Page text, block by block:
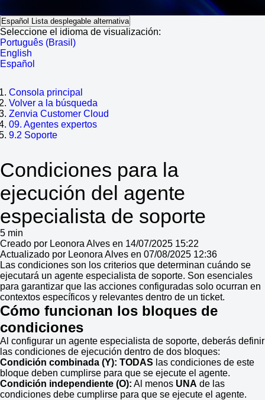
Español Lista desplegable alternativa
Seleccione el idioma de visualización:
Português (Brasil)
English
Español
Consola principal
Volver a la búsqueda
Zenvia Customer Cloud
09. Agentes expertos
9.2 Soporte
Condiciones para la
ejecución del agente
especialista de soporte
5 min
Creado por Leonora Alves en 14/07/2025 15:22
Actualizado por Leonora Alves en 07/08/2025 12:36
Las condiciones son los criterios que determinan cuándo se
ejecutará un agente especialista de soporte. Son esenciales
para garantizar que las acciones configuradas solo ocurran en
contextos específicos y relevantes dentro de un ticket.
Cómo funcionan los bloques de
condiciones
Al configurar un agente especialista de soporte, deberás definir
las condiciones de ejecución dentro de dos bloques:
Condición combinada (Y): TODAS las condiciones de este
bloque deben cumplirse para que se ejecute el agente.
Condición independiente (O): Al menos UNA de las
condiciones debe cumplirse para que se ejecute el agente.